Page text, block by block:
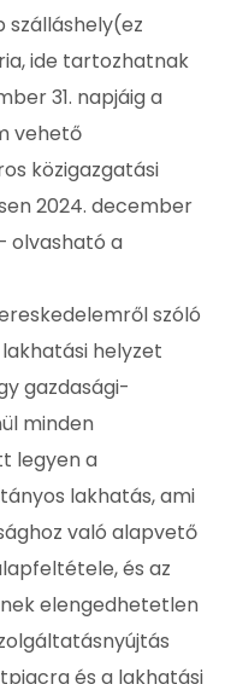
szálláshely(ez
ide tartozhatnak
31. napjáig a
vehető
közigazgatási
2024. december
olvasható a
szóló
helyzet
gazdasági-
minden
legyen a
lakhatás, ami
való alapvető
és az
elengedhetetlen
és a lakhatási